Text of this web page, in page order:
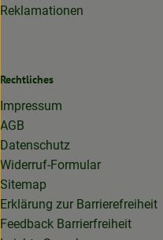
Reklamationen
Rechtliches
Impressum
AGB
Datenschutz
Widerruf-Formular
Sitemap
Erklärung zur Barrierefreiheit
Feedback Barrierfreiheit